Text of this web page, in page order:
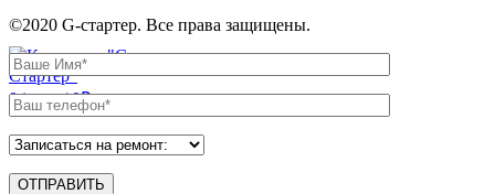
0items / 0₽
©2020 G-стартер. Все права защищены.